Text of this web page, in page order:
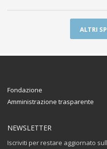
ALTRI
Fondazione
Amministrazione trasparente
NEWSLETTER
Iscriviti per restare aggiornato